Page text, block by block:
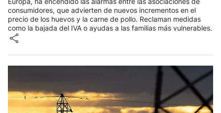
consumidores, que advierten de nuevos incrementos en el
precio de los huevos y la carne de pollo. Reclaman medidas
como la bajada del IVA o ayudas a las familias más vulnerables.